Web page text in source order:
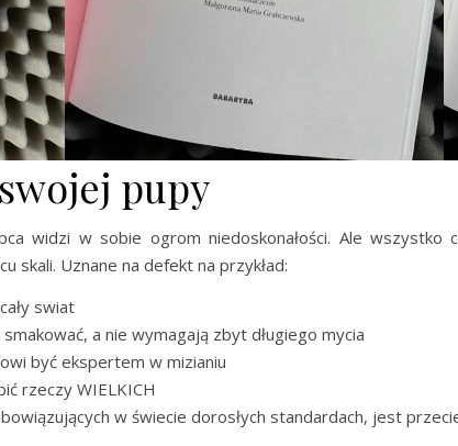
pupy
widzi w sobie ogrom niedoskonałości. Ale
skali. Uznane na defekt na przykład:
swiat
a nie wymagają zbyt długiego mycia
być ekspertem w mizianiu
rzeczy WIELKICH
w świecie dorosłych standardach, jest